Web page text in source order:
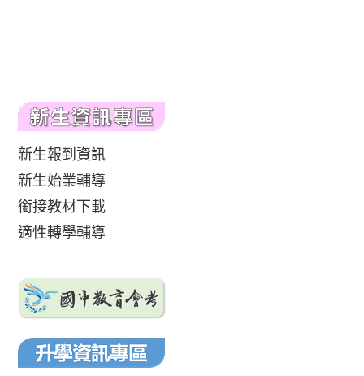
新生報到資訊
新生始業輔導
銜接教材下載
適性轉學輔導